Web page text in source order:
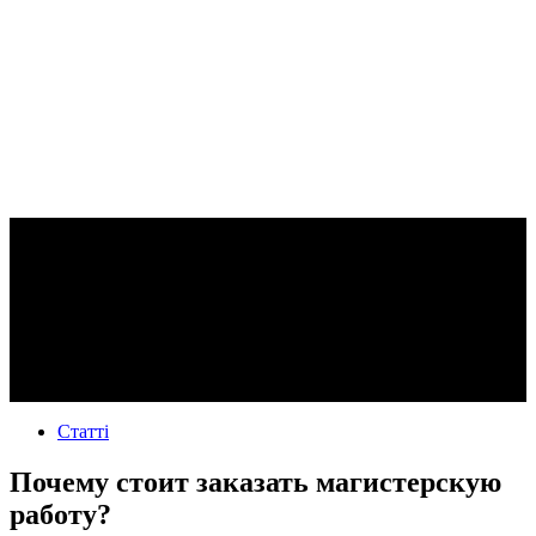
Статті
Почему стоит заказать магистерскую
работу?